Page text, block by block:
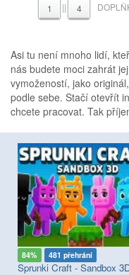
1 || 4
Asi tu není mnoho lidí,
nás budete moci zahrát
vymožeností, jako
podle sebe. Stačí otevřít
chcete pracovat. Tak
84% 481 přehrání
Sprunki Craft - Sandbox